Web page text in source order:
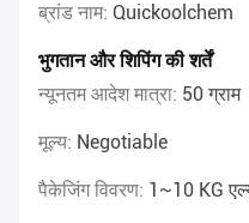
ब्रांड नाम: Quickoolchem
भुगतान और शिपिंग की शर्तें
न्यूनतम आदेश मात्रा: 50 ग्राम
मूल्य: Negotiable
पैकेजिंग विवरण: 1~10 KG